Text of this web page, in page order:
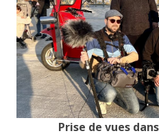
Prise de vues